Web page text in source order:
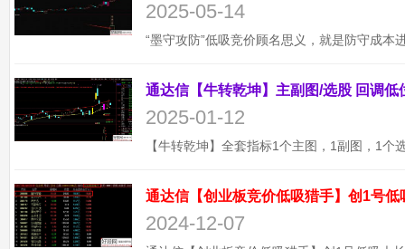
2025-05-14
2025-01-12
通达信【创业板竞价低吸猎手】创1号
2024-12-07